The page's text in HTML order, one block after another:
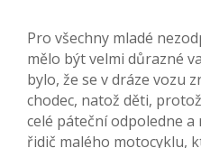
Pro všechny mladé
mělo být velmi důrazné
bylo, že se v dráze vozu
chodec, natož děti,
celé páteční odpoledne a
řidič malého motocyklu,